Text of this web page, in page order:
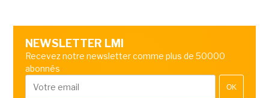
NEWSLETTER LMI
Recevez notre newsletter comme plus de 50000
abonnés
OK